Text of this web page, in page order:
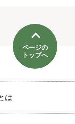
ページの
トップへ
は